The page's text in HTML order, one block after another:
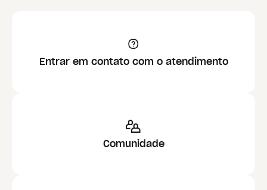
Entrar em contato com o atendimento
Comunidade